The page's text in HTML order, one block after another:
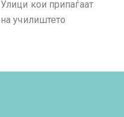
Улици кои припаѓаат
на училиштето